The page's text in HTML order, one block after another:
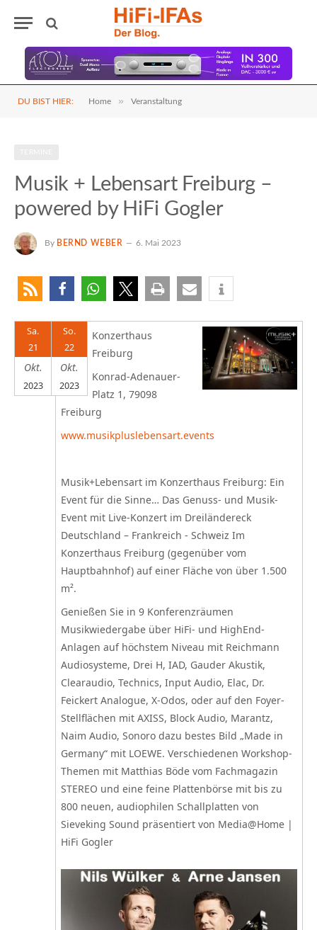
DU BIST HIER: Home » Veranstaltung
Musik + Lebensart Freiburg –
powered by HiFi Gogler
By BERND WEBER 6. Mai 2023
Sa.
21
Okt.
2023
So.
22
Okt.
2023
Konzerthaus
Freiburg
Konrad-Adenauer-
Platz 1, 79098
Freiburg
www.musikpluslebensart.events
Musik+Lebensart im Konzerthaus Freiburg: Ein
Event für die Sinne… Das Genuss- und Musik-
Event mit Live-Konzert im Dreiländereck
Deutschland – Frankreich - Schweiz Im
Konzerthaus Freiburg (gegenüber vom
Hauptbahnhof) auf einer Fläche von über 1.500
m².
Genießen Sie in 9 Konferenzräumen
Musikwiedergabe über HiFi- und HighEnd-
Anlagen auf höchstem Niveau mit Reichmann
Audiosysteme, Drei H, IAD, Gauder Akustik,
Clearaudio, Technics, Input Audio, Elac, Dr.
Feickert Analogue, X-Odos, oder auf den Foyer-
Stellflächen mit AXISS, Block Audio, Marantz,
Naim Audio, Sonoro dazu bestes Bild „Made in
Germany“ mit LOEWE. Verschiedenen Workshop-
Themen mit Matthias Böde vom Fachmagazin
STEREO und eine feine Plattenbörse mit bis zu
800 neuen, audiophilen Schallplatten von
Sieveking Sound präsentiert von Media@Home |
HiFi Gogler